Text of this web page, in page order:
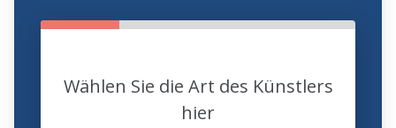
Wählen Sie die Art des Künstlers
hier